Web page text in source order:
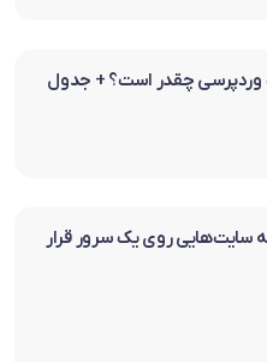
وردپرسی چقدر است؟ + جدول
سایت‌هایی روی یک سرور قرار